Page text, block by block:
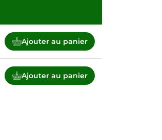
Ajouter au panier
Ajouter au panier